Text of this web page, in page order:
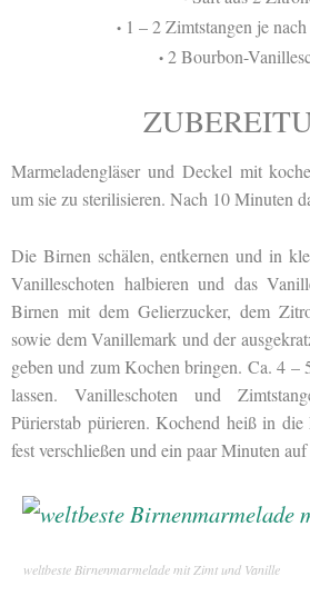
•1 – 2 Zimtstangen je nach
•2 Bourbon-
Marmeladengläser und Deckel mit
um sie zu sterilisieren. Nach 10 Minuten
Die Birnen schälen, entkernen und in
Vanilleschoten halbieren und das
Birnen mit dem Gelierzucker, dem
sowie dem Vanillemark und der
geben und zum Kochen bringen. Ca. 4 –
lassen. Vanilleschoten und
Pürierstab pürieren. Kochend heiß in die
fest verschließen und ein paar Minuten
weltbeste Birnenmarmelade mit Zimt und Vanille